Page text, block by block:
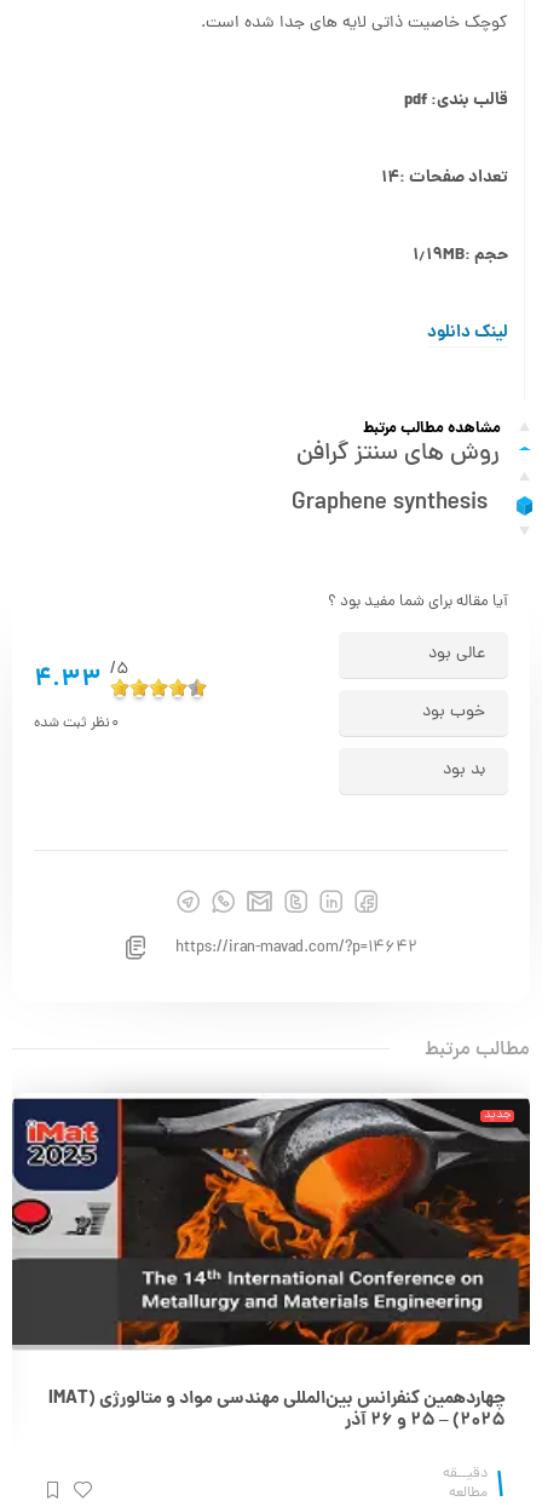
کوچک خاصیت ذاتی لایه های جدا شده است.
قالب بندی: pdf
تعداد صفحات :۱۴
حجم :۱٫۱۹MB
لینک دانلود
مشاهده مطالب مرتبط
روش های سنتز گرافن
آیا مقاله برای شما مفید بود ؟
عالی بود
خوب بود
بد بود
5/
4.33
0نظر ثبت شده
https://iran-mavad.com/?p=14642
مطالب مرتبط
جدید
چهاردهمین کنفرانس بین‌المللی مهندسی مواد و متالورژی (IMAT
2025) – 25 و 26 آذر
1 دقیــقه
مطالعه